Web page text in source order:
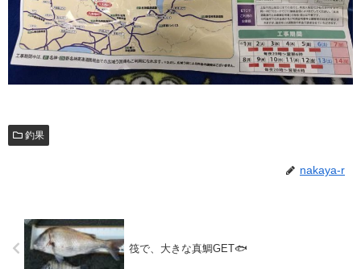
釣果
nakaya-r
筏で、大きな真鯛GET🐟